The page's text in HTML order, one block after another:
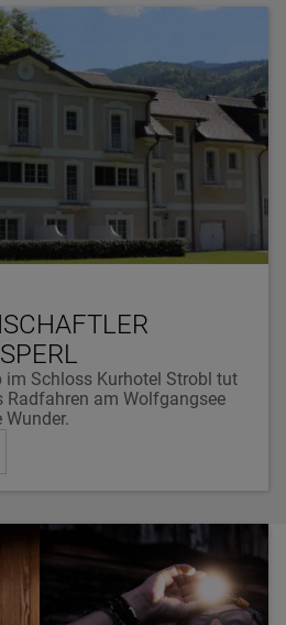
im Schloss Kurhotel Strobl tut
am Wolfgangsee